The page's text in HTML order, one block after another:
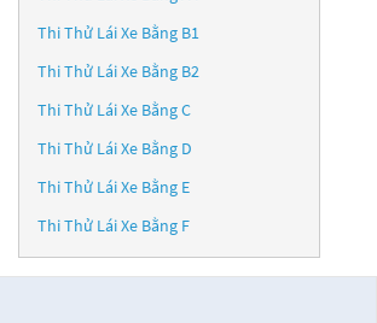
Thi Thử Lái Xe Bằng B1
Thi Thử Lái Xe Bằng B2
Thi Thử Lái Xe Bằng C
Thi Thử Lái Xe Bằng D
Thi Thử Lái Xe Bằng E
Thi Thử Lái Xe Bằng F